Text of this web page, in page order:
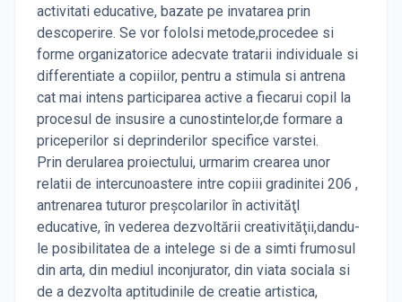
activitati educative, bazate pe invatarea prin
descoperire. Se vor fololsi metode,procedee si
forme organizatorice adecvate tratarii individuale si
differentiate a copiilor, pentru a stimula si antrena
cat mai intens participarea active a fiecarui copil la
procesul de insusire a cunostintelor,de formare a
priceperilor si deprinderilor specifice varstei.
Prin derularea proiectului, urmarim crearea unor
relatii de intercunoastere intre copiii gradinitei 206 ,
antrenarea tuturor preşcolarilor în activităţI
educative, în vederea dezvoltării creativităţii,dandu-
le posibilitatea de a intelege si de a simti frumosul
din arta, din mediul inconjurator, din viata sociala si
de a dezvolta aptitudinile de creatie artistica,